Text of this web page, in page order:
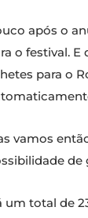
após o
o festival.
para o
vamos
de
um total de